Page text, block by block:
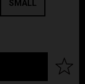
SMALL
Lägg